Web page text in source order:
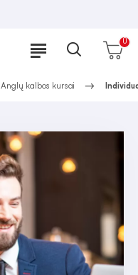
0
Anglų kalbos kursai